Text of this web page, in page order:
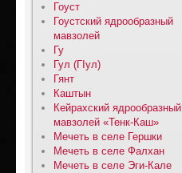
Гоуст
Гоустский ядрообразный
мавзолей
Гу
Гул (ГIул)
Гянт
Каштын
Кейрахский ядрообразный
мавзолей «Тенк-Каш»
Мечеть в селе Гершки
Мечеть в селе Фалхан
Мечеть в селе Эги-Кале